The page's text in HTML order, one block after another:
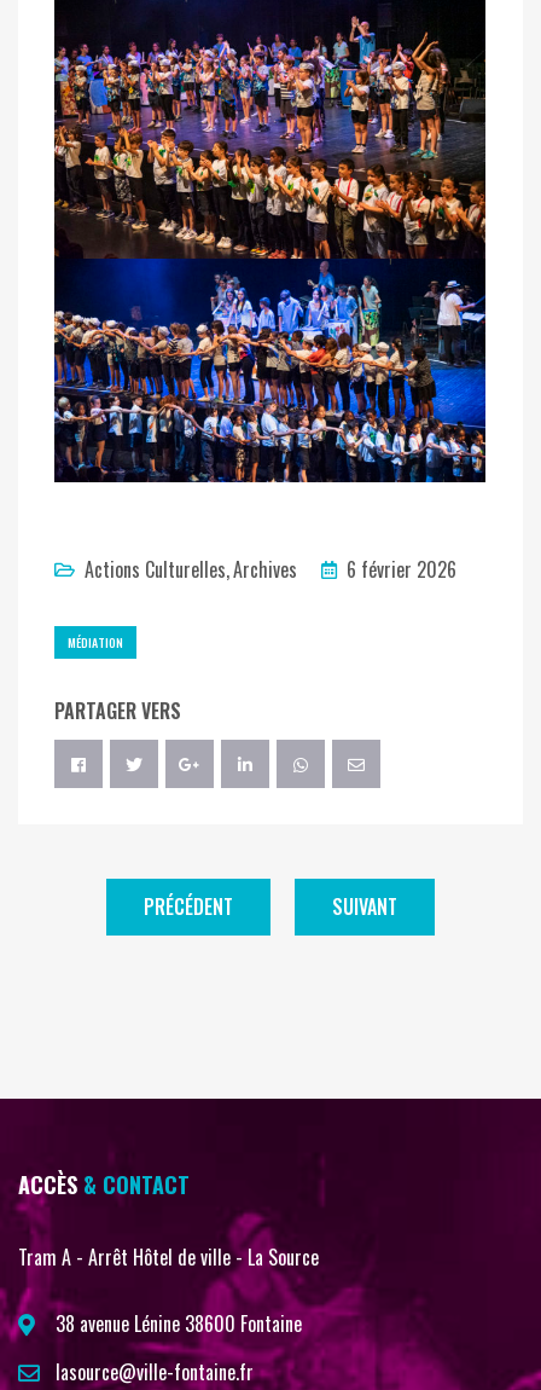
Actions Culturelles Archives 6 février 2026
MÉDIATION
PARTAGER VERS
PRÉCÉDENT SUIVANT
ACCÈS & CONTACT
Tram A - Arrêt Hôtel de ville - La Source
38 avenue Lénine 38600 Fontaine
lasource@ville-fontaine.fr